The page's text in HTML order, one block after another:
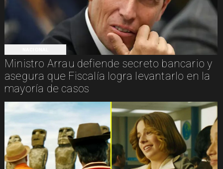
Ministro Arrau defiende secreto bancario y
asegura que Fiscalía logra levantarlo en la
mayoría de casos